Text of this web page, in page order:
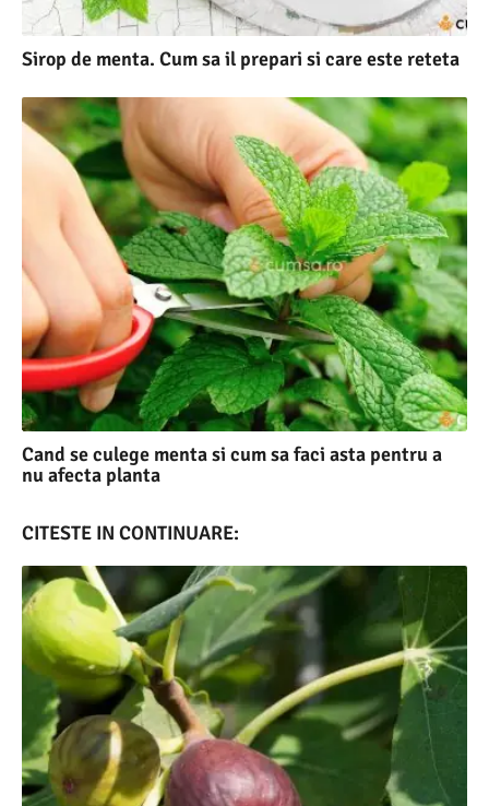
Sirop de menta. Cum sa il prepari si care este reteta
Cand se culege menta si cum sa faci asta pentru a
nu afecta planta
CITESTE IN CONTINUARE: